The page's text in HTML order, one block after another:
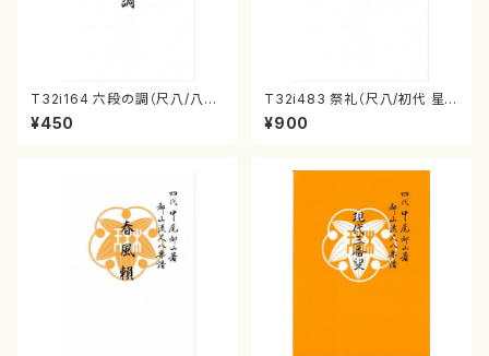
T32i164 六段の調（尺八/八橋
検校/楽譜）都山流公刊楽譜曲
番:1016
¥450
T32i483 祭礼（尺八/初代 星
田一山/楽譜）都山流公刊楽譜曲
番:2191
¥900